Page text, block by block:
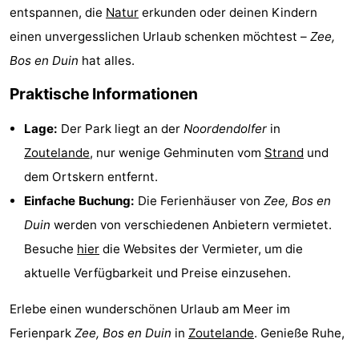
Zentren
Dörfer
Städte
Führungen
Sport
Schwimmbader
Radfahren
Wandern
Reiten
-
Golfplatze
-
entspannen, die Natur erkunden oder deinen Kindern
einen unvergesslichen Urlaub schenken möchtest – Zee,
Bos en Duin hat alles.
Praktische Informationen
Lage: Der Park liegt an der Noordendolfer in
Zoutelande, nur wenige Gehminuten vom Strand und
dem Ortskern entfernt.
Einfache Buchung: Die Ferienhäuser von Zee, Bos en
Duin werden von verschiedenen Anbietern vermietet.
Besuche hier die Websites der Vermieter, um die
aktuelle Verfügbarkeit und Preise einzusehen.
Erlebe einen wunderschönen Urlaub am Meer im
Ferienpark Zee, Bos en Duin in Zoutelande. Genieße Ruhe,